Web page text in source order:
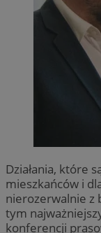
Działania, które
mieszkańców i
nierozerwalnie z
tym
konferencji